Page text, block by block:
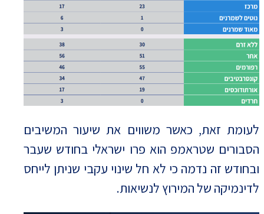
לעומת זאת, כאשר משווים את שיעור המשיבים
הסבורים שטראמפ הוא פרו ישראלי בחודש שעבר
ובחודש זה נדמה כי לא חל שינוי עקבי שניתן לייחס
לדינמיקה של המירוץ לנשיאות.